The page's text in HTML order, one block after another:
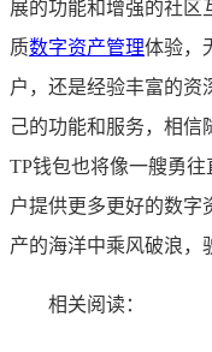
展的功能和增强的社区
质数字资产管理体验，
户，还是经验丰富的资
己的功能和服务，相信
TP钱包也将像一艘勇
户提供更多更好的数字
产的海洋中乘风破浪，
相关阅读：